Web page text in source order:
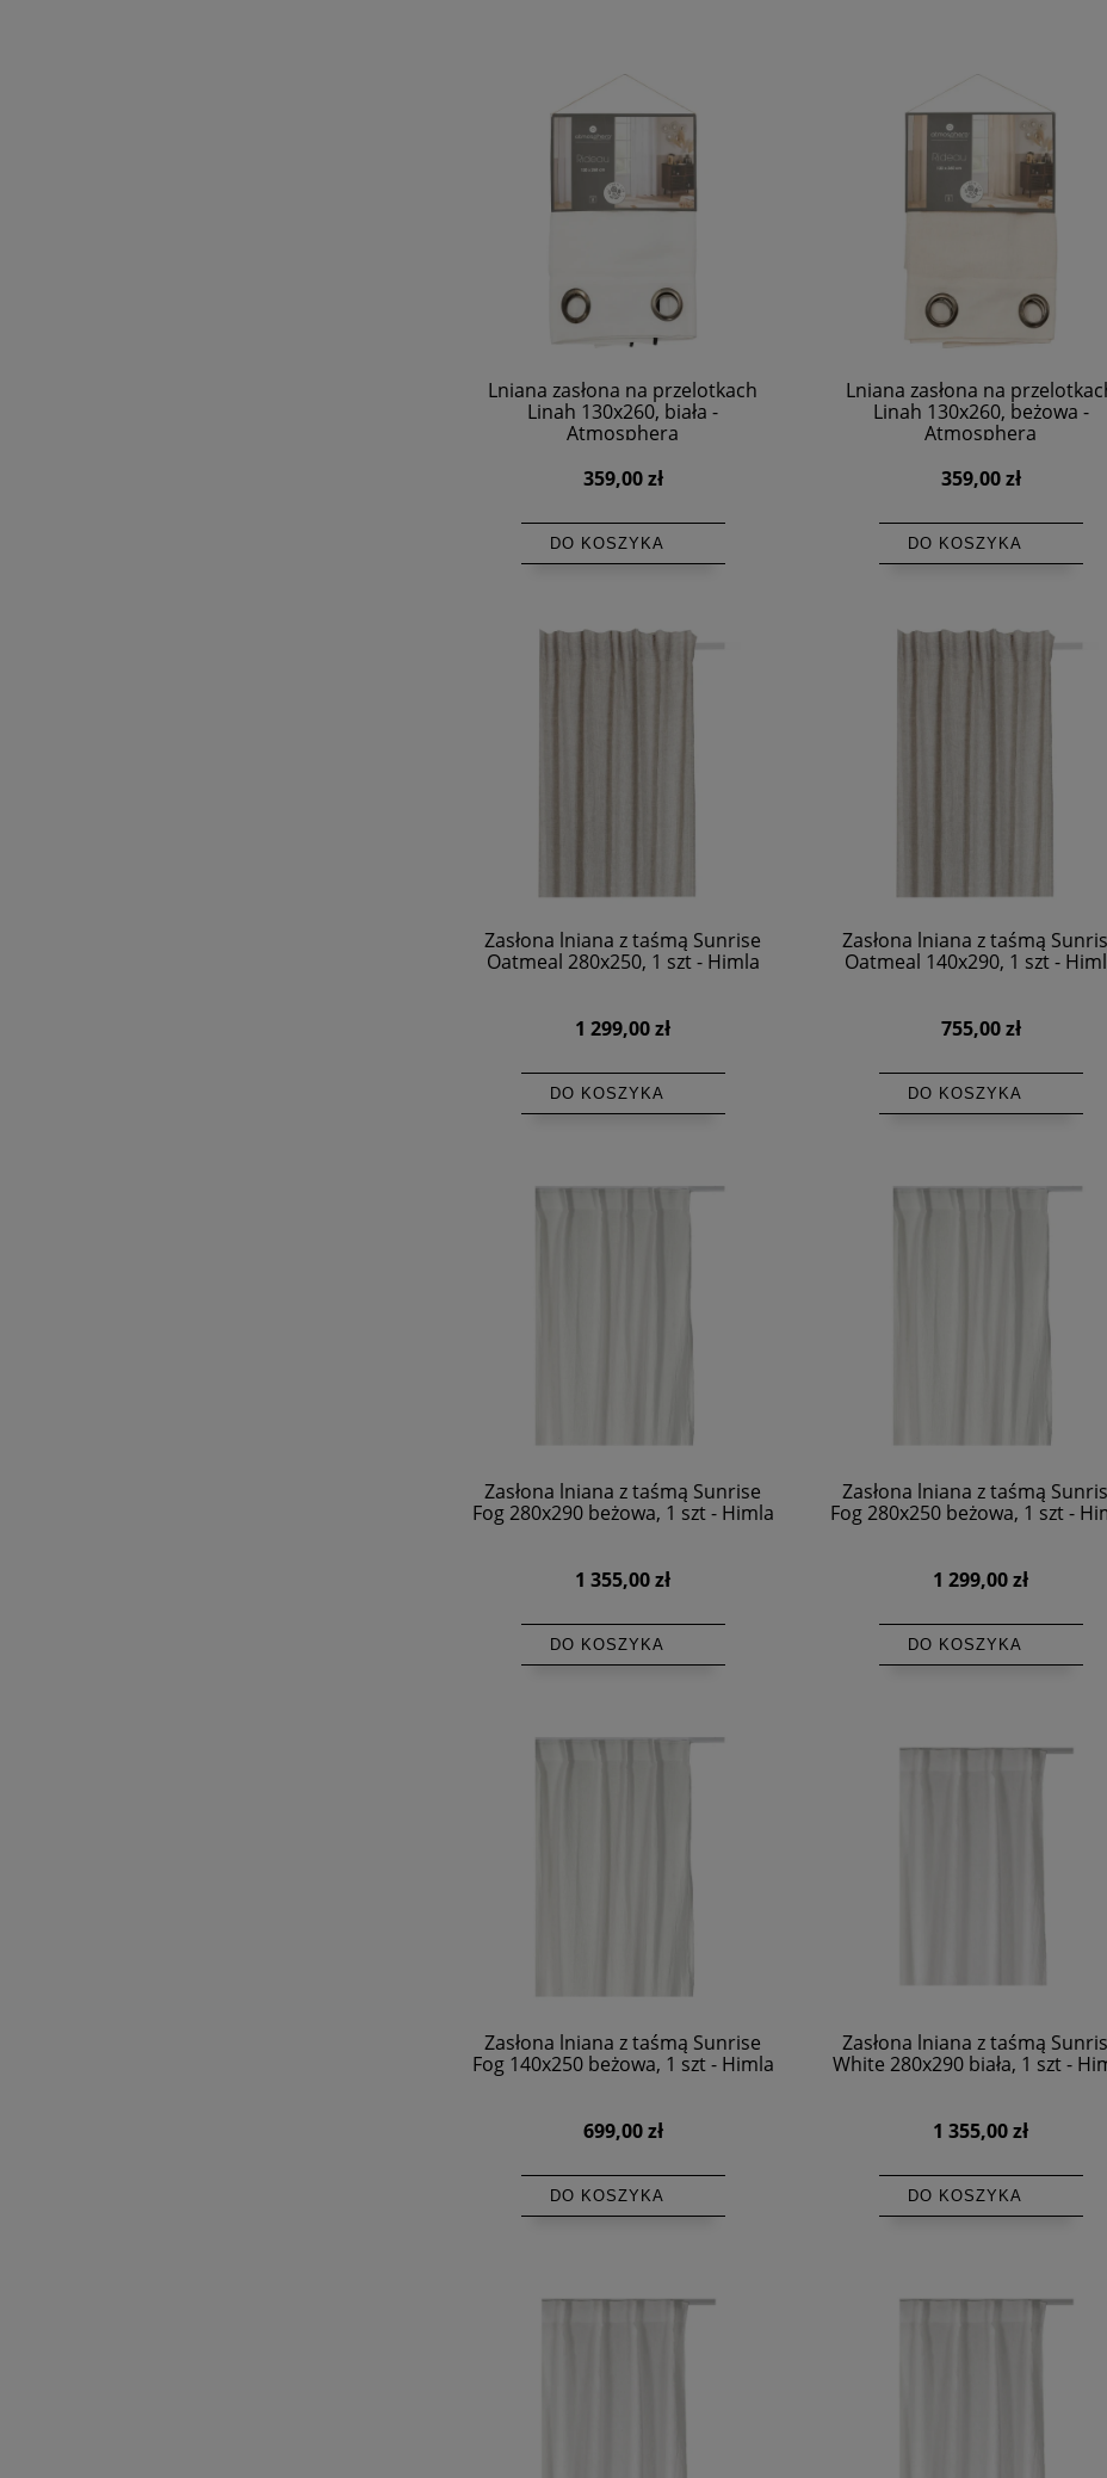
Lniana zasłona na przelotkach
Linah 130x260, biała -
Atmosphera
359,00 zł
DO KOSZYKA
Lniana zasłona na
Linah 130x260, beżowa -
Atmosphera
359,00 zł
DO KOSZYKA
Zasłona lniana z taśmą Sunrise
Oatmeal 280x250, 1 szt - Himla
1 299,00 zł
DO KOSZYKA
Zasłona lniana z taśmą
Oatmeal 140x290, 1 szt -
755,00 zł
DO KOSZYKA
Zasłona lniana z taśmą Sunrise
Fog 280x290 beżowa, 1 szt - Himla
1 355,00 zł
DO KOSZYKA
Zasłona lniana z taśmą
Fog 280x250 beżowa, 1 szt -
1 299,00 zł
DO KOSZYKA
Zasłona lniana z taśmą Sunrise
Fog 140x250 beżowa, 1 szt - Himla
699,00 zł
DO KOSZYKA
Zasłona lniana z taśmą
White 280x290 biała, 1 szt -
1 355,00 zł
DO KOSZYKA